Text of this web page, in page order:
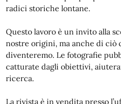
radici storiche lontane.
Questo lavoro è un invito alla
nostre origini, ma anche di ciò
diventeremo. Le fotografie
catturate dagli obiettivi,
ricerca.
La rivista è in vendita presso